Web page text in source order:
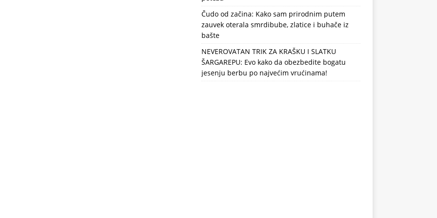
Čudo od začina: Kako sam prirodnim putem
zauvek oterala smrdibube, zlatice i buhače iz
bašte
NEVEROVATAN TRIK ZA KRAŠKU I SLATKU
ŠARGAREPU: Evo kako da obezbedite bogatu
jesenju berbu po najvećim vrućinama!